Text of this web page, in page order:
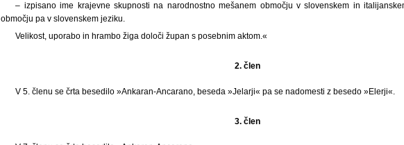
– izpisano ime krajevne skupnosti na narodnostno mešanem območju v slovenskem in
območju pa v slovenskem jeziku.
Velikost, uporabo in hrambo žiga določi župan s posebnim aktom.«
2. člen
V 5. členu se črta besedilo »Ankaran-Ancarano, beseda »Jelarji« pa se nadomesti z besedo »Elerji«.
3. člen